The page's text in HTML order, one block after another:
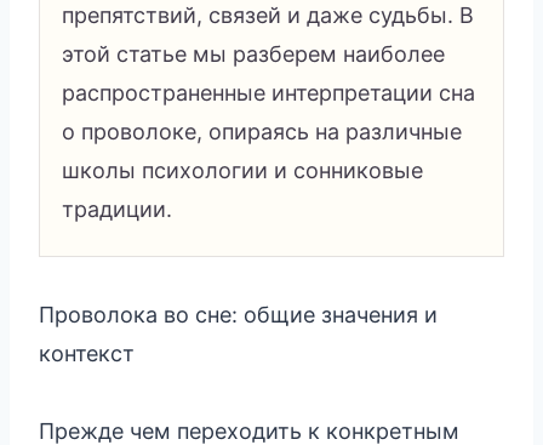
препятствий, связей и даже судьбы. В
этой статье мы разберем наиболее
распространенные интерпретации сна
о проволоке, опираясь на различные
школы психологии и сонниковые
традиции.
Проволока во сне: общие значения и
контекст
Прежде чем переходить к конкретным